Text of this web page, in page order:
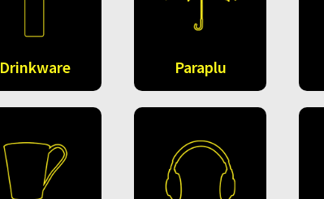
Drinkware Paraplu